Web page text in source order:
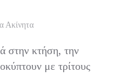
Ακίνητα
στην κτήση, την
με τρίτους